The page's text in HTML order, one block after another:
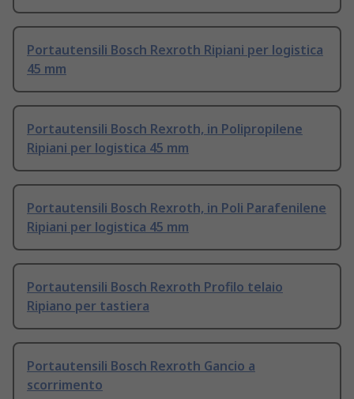
Portautensili Bosch Rexroth Ripiani per logistica
45 mm
Portautensili Bosch Rexroth, in Polipropilene
Ripiani per logistica 45 mm
Portautensili Bosch Rexroth, in Poli Parafenilene
Ripiani per logistica 45 mm
Portautensili Bosch Rexroth Profilo telaio
Ripiano per tastiera
Portautensili Bosch Rexroth Gancio a
scorrimento